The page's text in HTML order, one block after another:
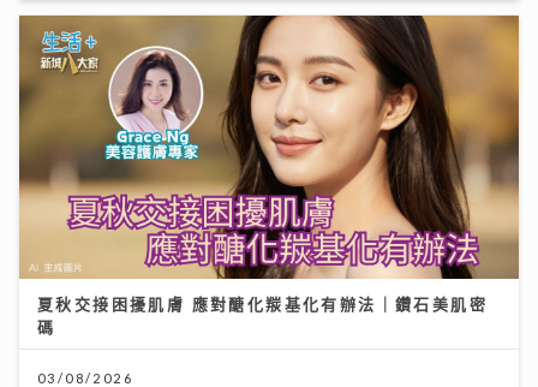
夏秋交接困擾肌膚 應對醣化羰基化有辦法｜鑽石美肌密
碼
03/08/2026